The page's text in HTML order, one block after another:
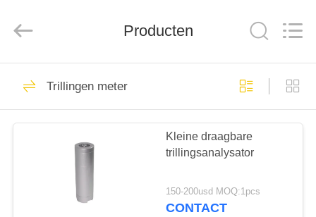
HUIS
PRODUCTEN
ONGEVEER
CORPORATION.
Ultrasone Fout
Producten
Trillingen meter
Kleine draagbare
trillingsanalysator
150-200usd MOQ:1pcs
CONTACT